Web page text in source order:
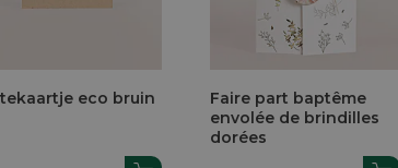
eco bruin
Faire part baptême
envolée de brindilles
dorées